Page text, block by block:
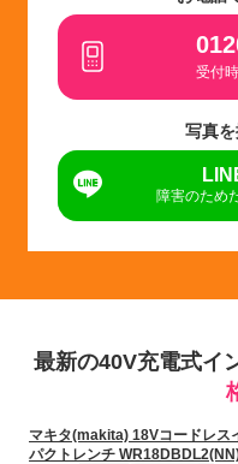
受付
写真
障害のため
最新の40V充電式イ
マキタ(makita) 18Vコードレス
パクトレンチ